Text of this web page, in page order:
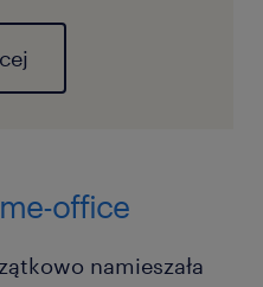
office
namieszała